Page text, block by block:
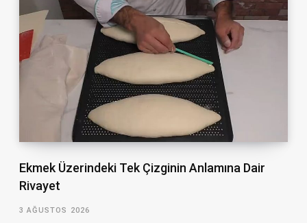
Ekmek Üzerindeki Tek Çizginin Anlamına Dair
Rivayet
3 AĞUSTOS 2026